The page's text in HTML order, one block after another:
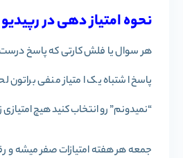
نحوه امتیاز دهی در
پاسخ اشتباه یک امتیاز منفی
“نمیدونم” رو انتخاب کنید هیچ